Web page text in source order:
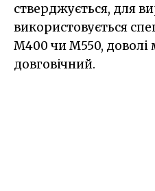
стверджується, для
використовується
M400 чи M550, доволі
довговічний.